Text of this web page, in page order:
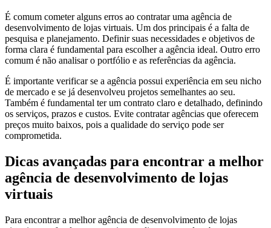
É comum cometer alguns erros ao contratar uma agência de
desenvolvimento de lojas virtuais. Um dos principais é a falta de
pesquisa e planejamento. Definir suas necessidades e objetivos de
forma clara é fundamental para escolher a agência ideal. Outro erro
comum é não analisar o portfólio e as referências da agência.
É importante verificar se a agência possui experiência em seu nicho
de mercado e se já desenvolveu projetos semelhantes ao seu.
Também é fundamental ter um contrato claro e detalhado, definindo
os serviços, prazos e custos. Evite contratar agências que oferecem
preços muito baixos, pois a qualidade do serviço pode ser
comprometida.
Dicas avançadas para encontrar a melhor
agência de desenvolvimento de lojas
virtuais
Para encontrar a melhor agência de desenvolvimento de lojas